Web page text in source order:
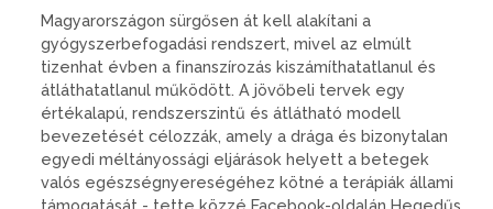
Magyarországon sürgősen át kell alakítani a
gyógyszerbefogadási rendszert, mivel az elmúlt
tizenhat évben a finanszírozás kiszámíthatatlanul és
átláthatatlanul működött. A jövőbeli tervek egy
értékalapú, rendszerszintű és átlátható modell
bevezetését célozzák, amely a drága és bizonytalan
egyedi méltányossági eljárások helyett a betegek
valós egészségnyereségéhez kötné a terápiák állami